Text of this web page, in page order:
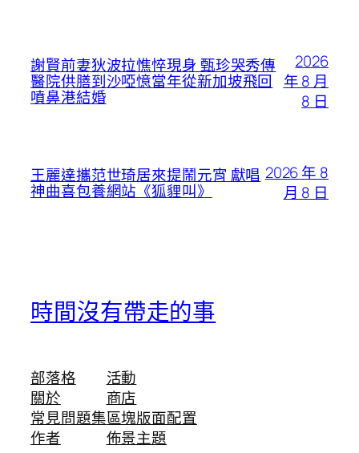
謝賢前妻狄波拉憔悴現身 甄珍哭秀傳
醫院供膳到沙啞憶當年從新加坡飛回
噴鼻港結婚
2026
年 8 月
8 日
王麗達攜范世琦居來提鬧元宵 獻唱
神曲喜包養網站《狐貍叫》
2026 年 8
月 8 日
時間沒有帶走的事
部落格
關於
常見問題集
作者
活動
商店
區塊版面配置
佈景主題